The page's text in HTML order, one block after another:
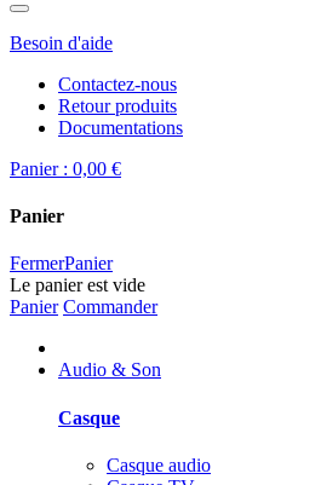
Besoin d'aide
Contactez-nous
Retour produits
Documentations
Panier : 0,00 €
Panier
FermerPanier
Le panier est vide
Panier Commander
Audio & Son
Casque
Casque audio